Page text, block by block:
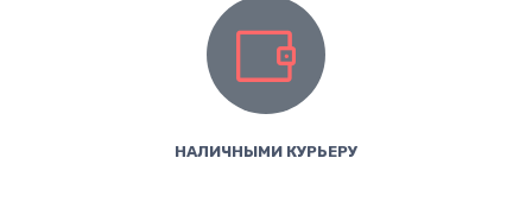
НАЛИЧНЫМИ КУРЬЕРУ